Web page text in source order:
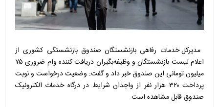
مدیرکل خدمات رفاهی بازنشستگان صندوق بازنشستگی کشوری از
اعلام لیست بازنشستگان و وظیفه‌بگیران دریافت کننده وام ضروری ۷۵
میلیون تومانی این صندوق خبر داد و گفت: وضعیت درخواست و نوبت
پرداخت ۳۲۰ هزار نفر از واجدان شرایط در درگاه خدمات الکترونیک
صندوق قابل مشاهده است.